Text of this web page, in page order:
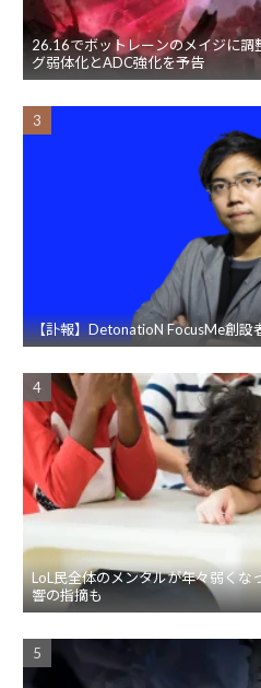
26.16でボットレーンのメイジに調
グ弱体化とADC強化を予告
【訃報】DetonatioN FocusMe創設
LoL民全体のメンタルが年々弱くな
響の指摘も